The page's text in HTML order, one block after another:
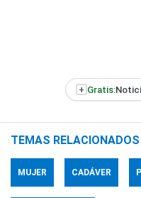
+ Gratis:
TEMAS RELACIONADOS
MUJER CADÁVER